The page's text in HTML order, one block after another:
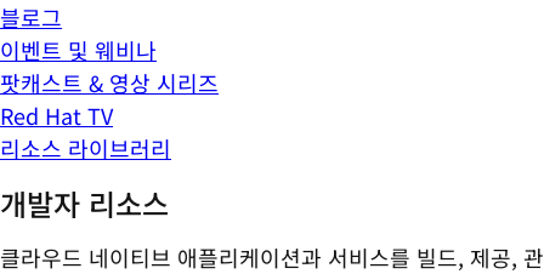
블로그
이벤트 및 웨비나
팟캐스트 & 영상 시리즈
Red Hat TV
리소스 라이브러리
개발자 리소스
클라우드 네이티브 애플리케이션과 서비스를 빌드, 제공, 관